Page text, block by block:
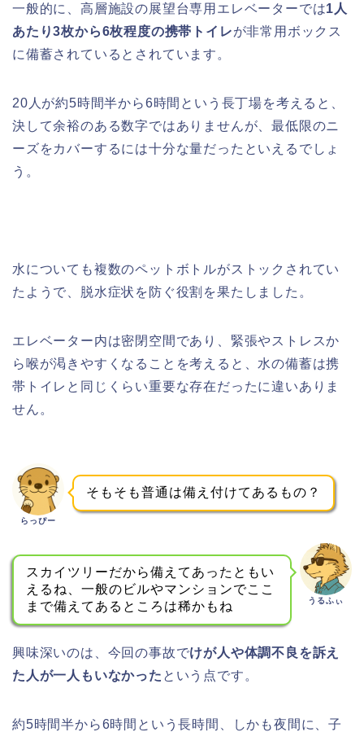
一般的に、高層施設の展望台専用エレベーターでは1人
あたり3枚から6枚程度の携帯トイレが非常用ボックス
に備蓄されているとされています。
20人が約5時間半から6時間という長丁場を考えると、
決して余裕のある数字ではありませんが、最低限のニ
ーズをカバーするには十分な量だったといえるでしょ
う。
水についても複数のペットボトルがストックされてい
たようで、脱水症状を防ぐ役割を果たしました。
エレベーター内は密閉空間であり、緊張やストレスか
ら喉が渇きやすくなることを考えると、水の備蓄は携
帯トイレと同じくらい重要な存在だったに違いありま
せん。
らっぴー
そもそも普通は備え付けてあるもの？
スカイツリーだから備えてあったともい
えるね、一般のビルやマンションでここ
まで備えてあるところは稀かもね
うるふぃ
興味深いのは、今回の事故でけが人や体調不良を訴え
た人が一人もいなかった という点です。
約5時間半から6時間という長時間、しかも夜間に、子